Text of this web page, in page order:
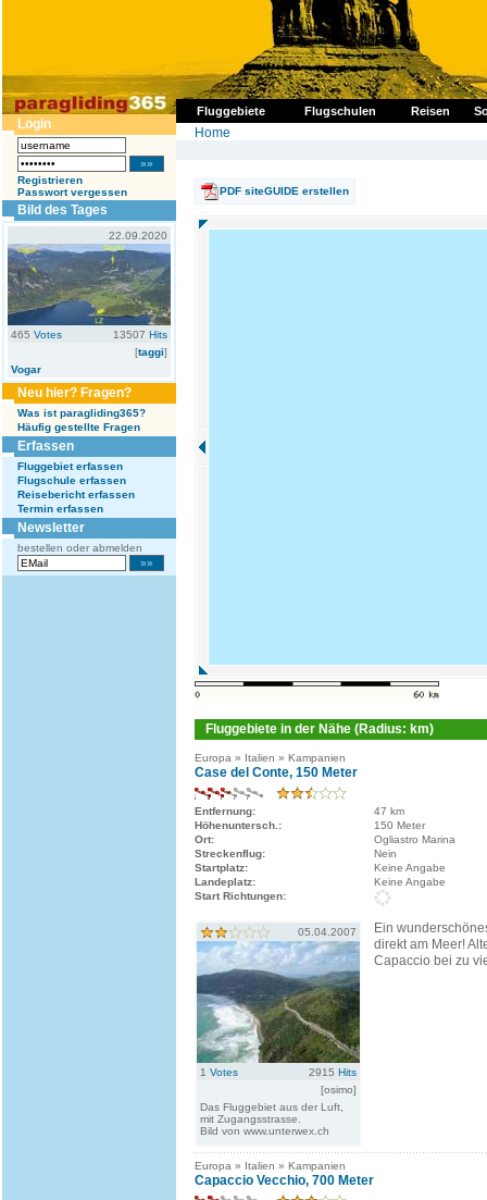
Fluggebiete Flugschulen Reisen
Login
Registrieren
Passwort vergessen
Bild des Tages
22.09.2020
465 Votes 13507 Hits
[taggi]
Vogar
Neu hier? Fragen?
Was ist paragliding365?
Häufig gestellte Fragen
Erfassen
Fluggebiet erfassen
Flugschule erfassen
Reisebericht erfassen
Termin erfassen
Newsletter
bestellen oder abmelden
Home
PDF siteGUIDE erstellen
Fluggebiete in der Nähe (Radius: km)
Europa » Italien » Kampanien
Case del Conte, 150 Meter
Entfernung:
47 km
Höhenuntersch.:
150 Meter
Ort:
Ogliastro Marina
Streckenflug:
Nein
Startplatz:
Keine Angabe
Landeplatz:
Keine Angabe
Start Richtungen:
05.04.2007
1 Votes 2915 Hits
[osimo]
Das Fluggebiet aus der Luft,
mit Zugangsstrasse.
Bild von www.unterwex.ch
Ein
direkt am Meer!
Capaccio bei zu
Europa » Italien » Kampanien
Capaccio Vecchio, 700 Meter